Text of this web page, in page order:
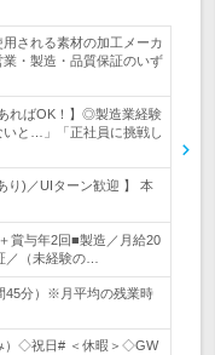
用される素材の加工メーカ
・製造・品質保証のいず
ればOK！】◎製造業経験
と…」「正社員に挑戦し
り)／UIターン歓迎 】 本
賞与年2回■製造／月給20
／（未経験の…
45分）※月平均の残業時
）◇祝日# ＜休暇＞◇GW